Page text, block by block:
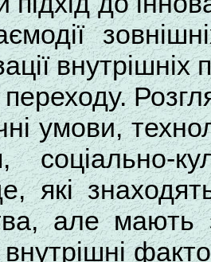
внутрішніх
умови,
соціально-
які
але мають